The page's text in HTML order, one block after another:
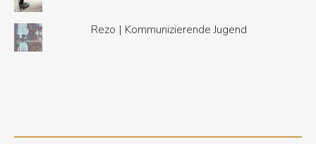
Rezo | Kommunizierende Jugend